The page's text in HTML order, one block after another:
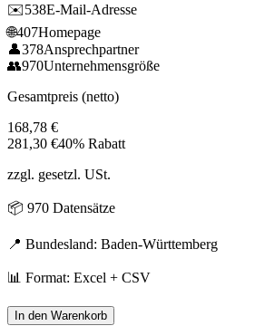
✉️538E-Mail-Adresse
🌐407Homepage
👤378Ansprechpartner
👥970Unternehmensgröße
Gesamtpreis (netto)
168,78 €
281,30 €40% Rabatt
zzgl. gesetzl. USt.
📦 970 Datensätze
📍 Bundesland: Baden-Württemberg
📊 Format: Excel + CSV
In den Warenkorb